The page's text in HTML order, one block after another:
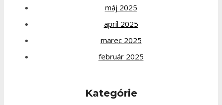
máj 2025
apríl 2025
marec 2025
február 2025
Kategórie